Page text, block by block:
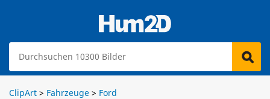
ClipArt > Fahrzeuge > Ford